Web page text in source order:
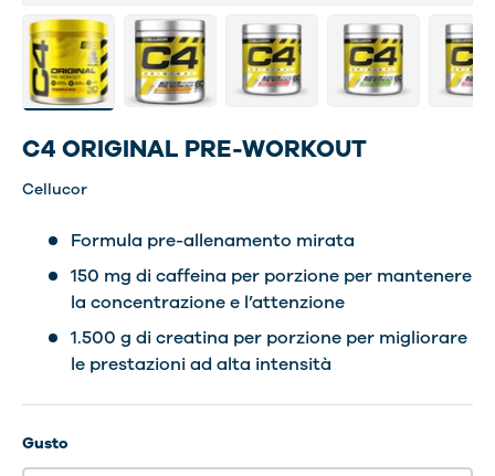
Carica immagine 1 nella visualizzazione galleria
Carica immagine 27 nella visualizzazione
Carica immagine 28 nella
Carica immagine
C4 ORIGINAL PRE-WORKOUT
Cellucor
Formula pre-allenamento mirata
150 mg di caffeina per porzione per mantenere
la concentrazione e l’attenzione
1.500 g di creatina per porzione per migliorare
le prestazioni ad alta intensità
Gusto